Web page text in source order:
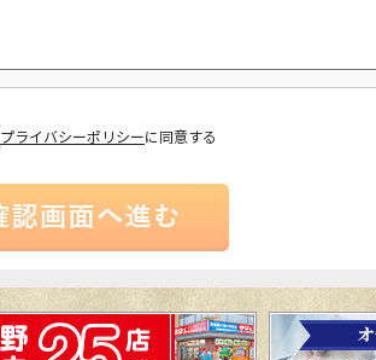
プライバシーポリシーに同意する